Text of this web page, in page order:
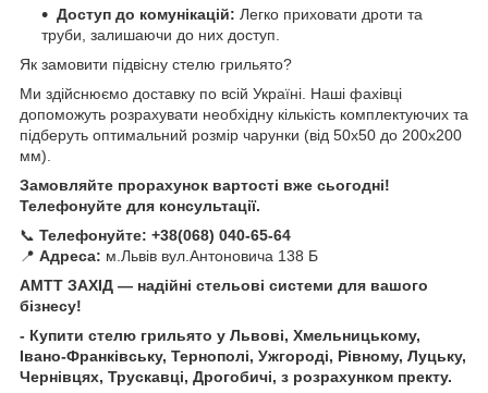
Доступ до комунікацій: Легко приховати дроти та
труби, залишаючи до них доступ.
Як замовити підвісну стелю грильято?
Ми здійснюємо доставку по всій Україні. Наші фахівці
допоможуть розрахувати необхідну кількість комплектуючих та
підберуть оптимальний розмір чарунки (від 50х50 до 200х200
мм).
Замовляйте прорахунок вартості вже сьогодні!
Телефонуйте для консультації.
📞 Телефонуйте: +38(068) 040-65-64
📍 Адреса: м.Львів вул.Антоновича 138 Б
АМТТ ЗАХІД — надійні стельові системи для вашого
бізнесу!
- Купити стелю грильято у Львові, Хмельницькому,
Івано-Франківську, Тернополі, Ужгороді, Рівному, Луцьку,
Чернівцях, Трускавці, Дрогобичі, з розрахунком пректу.